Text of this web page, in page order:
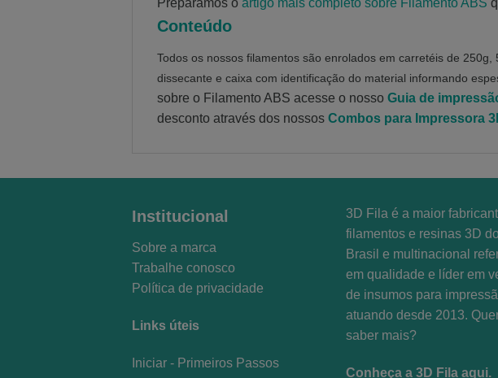
Preparamos o artigo mais completo sobre Filamento ABS
Conteúdo
Todos os nossos filamentos são enrolados em carretéis de
dissecante e caixa com identificação do material informando
sobre o Filamento ABS acesse o nosso Guia de
desconto através dos nossos Combos para Impressora
Institucional
Sobre a marca
Trabalhe conosco
Política de privacidade
Links úteis
Iniciar - Primeiros Passos
3D Fila é a maior
filamentos e resinas 3D do
Brasil e multinacional
em qualidade e líder em
de insumos para
atuando desde 2013.
saber mais?
Conheça a 3D Fila aqui.